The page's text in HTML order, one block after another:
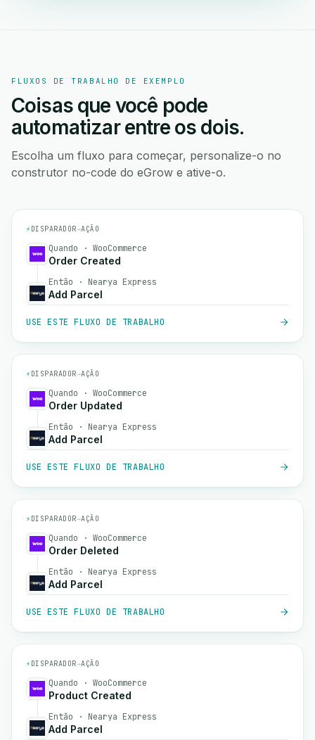
FLUXOS DE TRABALHO DE EXEMPLO
Coisas que você pode
automatizar entre os dois.
Escolha um fluxo para começar, personalize-o no
construtor no-code do eGrow e ative-o.
⚡ DISPARADOR→AÇÃO
Quando · WooCommerce
Order Created
Então · Nearya Express
Add Parcel
USE ESTE FLUXO DE TRABALHO
⚡ DISPARADOR→AÇÃO
Quando · WooCommerce
Order Updated
Então · Nearya Express
Add Parcel
USE ESTE FLUXO DE TRABALHO
⚡ DISPARADOR→AÇÃO
Quando · WooCommerce
Order Deleted
Então · Nearya Express
Add Parcel
USE ESTE FLUXO DE TRABALHO
⚡ DISPARADOR→AÇÃO
Quando · WooCommerce
Product Created
Então · Nearya Express
Add Parcel